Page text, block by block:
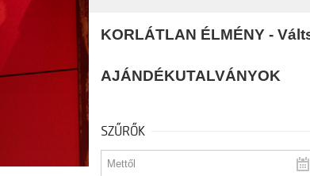
KORLÁTLAN ÉLMÉNY -
SZŰRŐK